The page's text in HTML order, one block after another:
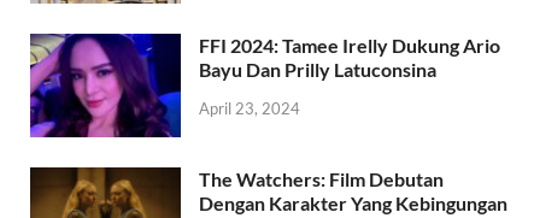
FFI 2024: Tamee Irelly Dukung Ario
Bayu Dan Prilly Latuconsina
April 23, 2024
The Watchers: Film Debutan
Dengan Karakter Yang Kebingungan